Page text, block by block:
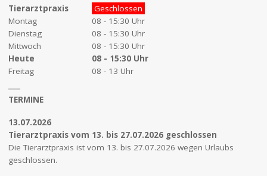
Tierarztpraxis
Montag
Dienstag
Mittwoch
Heute
Freitag
Geschlossen
08 - 15:30 Uhr
08 - 15:30 Uhr
08 - 15:30 Uhr
08 - 15:30 Uhr
08 - 13 Uhr
TERMINE
13.07.2026
Tierarztpraxis vom 13. bis 27.07.2026 geschlossen
Die Tierarztpraxis ist vom 13. bis 27.07.2026 wegen Urlaubs
geschlossen.